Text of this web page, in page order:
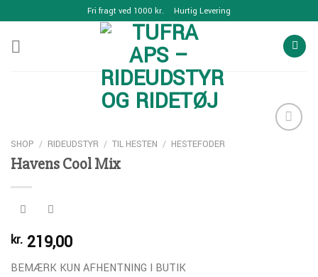
to
content
Fri fragt ved 1000 kr. Hurtig Levering
SHOP / RIDEUDSTYR / TIL HESTEN / HESTEFODER
Havens Cool Mix
kr. 219,00
BEMÆRK KUN AFHENTNING I BUTIK